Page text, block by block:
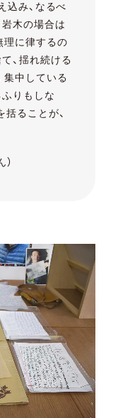
込み、なるべ
木の場合は
理に律するの
、揺れ続ける
集中している
りもしな
括ることが、